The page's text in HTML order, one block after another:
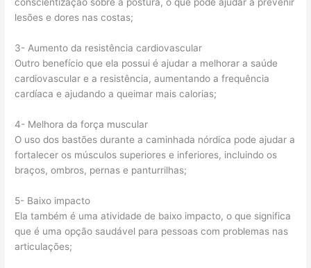
conscientização sobre a postura, o que pode ajudar a prevenir
lesões e dores nas costas;
3- Aumento da resistência cardiovascular
Outro benefício que ela possui é ajudar a melhorar a saúde
cardiovascular e a resistência, aumentando a frequência
cardíaca e ajudando a queimar mais calorias;
4- Melhora da força muscular
O uso dos bastões durante a caminhada nórdica pode ajudar a
fortalecer os músculos superiores e inferiores, incluindo os
braços, ombros, pernas e panturrilhas;
5- Baixo impacto
Ela também é uma atividade de baixo impacto, o que significa
que é uma opção saudável para pessoas com problemas nas
articulações;